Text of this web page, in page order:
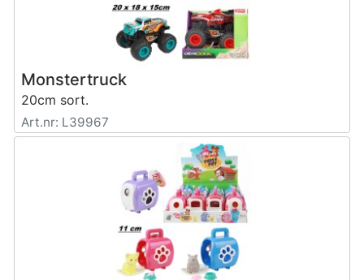
Monstertruck
20cm sort.
Art.nr: L39967